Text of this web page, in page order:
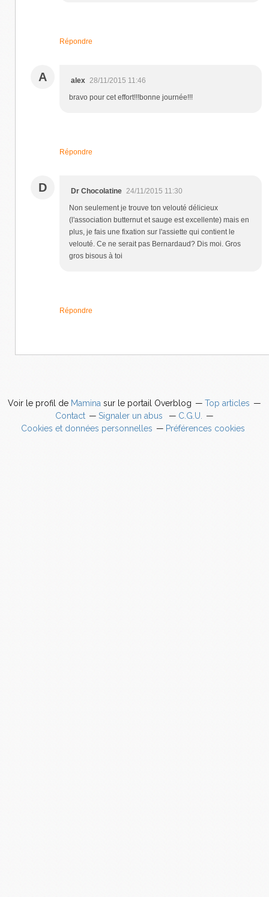
Répondre
A alex 28/11/2015 11:46
bravo pour cet effort!!!bonne journée!!!
Répondre
D Dr Chocolatine 24/11/2015 11:30
Non seulement je trouve ton velouté délicieux
(l'association butternut et sauge est excellente) mais en
plus, je fais une fixation sur l'assiette qui contient le
velouté. Ce ne serait pas Bernardaud? Dis moi. Gros
gros bisous à toi
Répondre
Voir le profil de Mamina sur le portail Overblog
Top articles
Contact
Signaler un abus
C.G.U.
Cookies et données personnelles
Préférences cookies